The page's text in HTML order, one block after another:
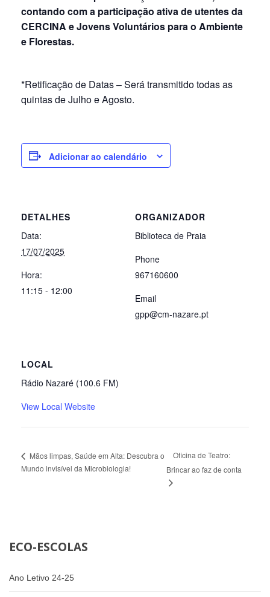
contando com a participação ativa de utentes da
CERCINA e Jovens Voluntários para o Ambiente
e Florestas.
*Retificação de Datas – Será transmitido todas as
quintas de Julho e Agosto.
Adicionar ao calendário
DETALHES
Data:
17/07/2025
Hora:
11:15 - 12:00
ORGANIZADOR
Biblioteca de Praia
Phone
967160600
Email
gpp@cm-nazare.pt
LOCAL
Rádio Nazaré (100.6 FM)
View Local Website
Mãos limpas, Saúde em Alta: Descubra o
Mundo invisível da Microbiologia!
Oficina de Teatro:
Brincar ao faz de conta
ECO-ESCOLAS
Ano Letivo 24-25